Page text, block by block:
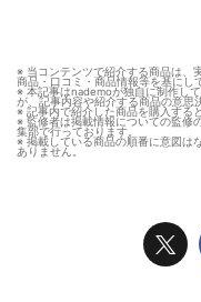
※ 当コンテンツで紹介する商品は、
商品・口コミ・商品情報等を基にし
※ 本記事はnademoが独自に制作し
が、記事内容や紹介する商品の意思
※ 記事内で紹介した商品を購入する
※ 監修者は掲載情報についての監修
集部で行っております。
※ 掲載している商品の順番に意図は
ありません。